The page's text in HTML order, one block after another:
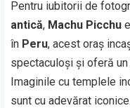
Pentru iubitorii de
antică, Machu Picchu
în Peru, acest oraș
spectaculoși și oferă
Imaginile cu templele
sunt cu adevărat